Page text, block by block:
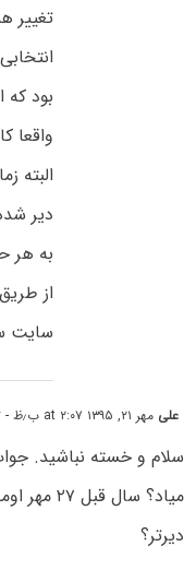
تغییر
بود که
واقعا
البته
دیر
به هر
از
سایت
علی مهر ۲۱, ۱۳۹۵ at ۲:۰۷ ب٫ظ - Reply
سلام و خسته نباشید.
میاد؟ سال
دیرتر؟